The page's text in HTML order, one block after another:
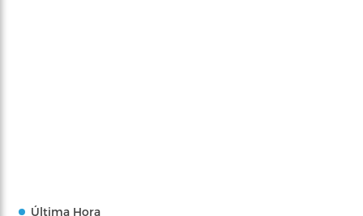
Última Hora